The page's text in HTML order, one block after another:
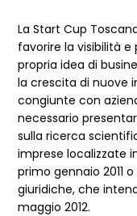
La Start Cup
favorire la visibilità e
propria idea di
la crescita di nuove
congiunte con
necessario
sulla ricerca
imprese localizzate
primo gennaio 2011
giuridiche, che
maggio 2012.